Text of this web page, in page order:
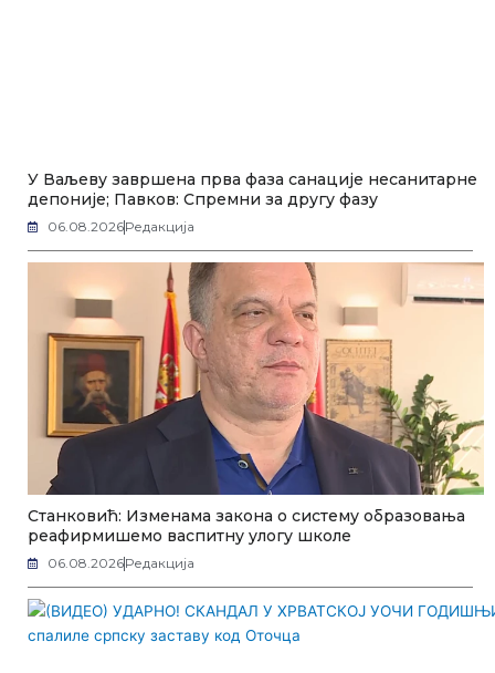
У Ваљеву завршена прва фаза санације несанитарне
депоније; Павков: Спремни за другу фазу
06.08.2026Редакција
Станковић: Изменама закона о систему образовања
реафирмишемо васпитну улогу школе
06.08.2026Редакција